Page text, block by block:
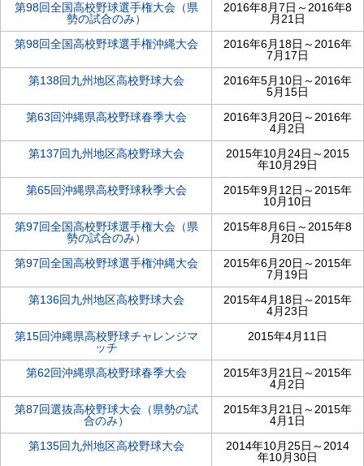
第98回全国高校野球選手権大会（県
勢の試合のみ）
2016年8月7日～2016年8
月21日
第98回全国高校野球選手権沖縄大会
2016年6月18日～2016年
7月17日
第138回九州地区高校野球大会
2016年5月10日～2016年
5月15日
第63回沖縄県高校野球春季大会
2016年3月20日～2016年
4月2日
第137回九州地区高校野球大会
2015年10月24日～2015
年10月29日
第65回沖縄県高校野球秋季大会
2015年9月12日～2015年
10月10日
第97回全国高校野球選手権大会（県
勢の試合のみ）
2015年8月6日～2015年8
月20日
第97回全国高校野球選手権沖縄大会
2015年6月20日～2015年
7月19日
第136回九州地区高校野球大会
2015年4月18日～2015年
4月23日
第15回沖縄県高校野球チャレンジマ
ッチ
2015年4月11日
第62回沖縄県高校野球春季大会
2015年3月21日～2015年
4月2日
第87回選抜高校野球大会（県勢の試
合のみ）
2015年3月21日～2015年
4月1日
第135回九州地区高校野球大会
2014年10月25日～2014
年10月30日